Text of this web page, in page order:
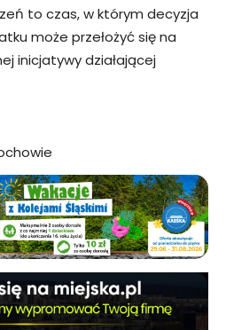
to czas, w którym decyzja
może przełożyć się na
inicjatywy działającej